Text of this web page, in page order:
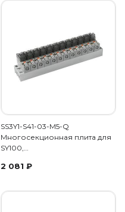
SS3Y1-S41-03-M5-Q
Многосекционная плита для
SY100,…
2 081 ₽